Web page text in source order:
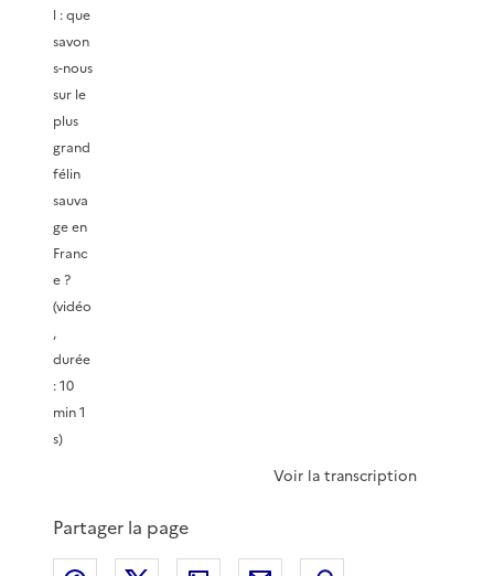
l : que
savon
s-nous
sur le
plus
grand
félin
sauva
ge en
Franc
e ?
(vidéo
,
durée
: 10
min 1
s)
Voir la transcription
Partager la page